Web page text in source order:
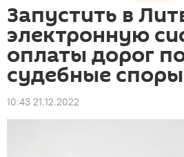
Запустить в
электронную
оплаты дорог
судебные споры
10:43 21.12.2022